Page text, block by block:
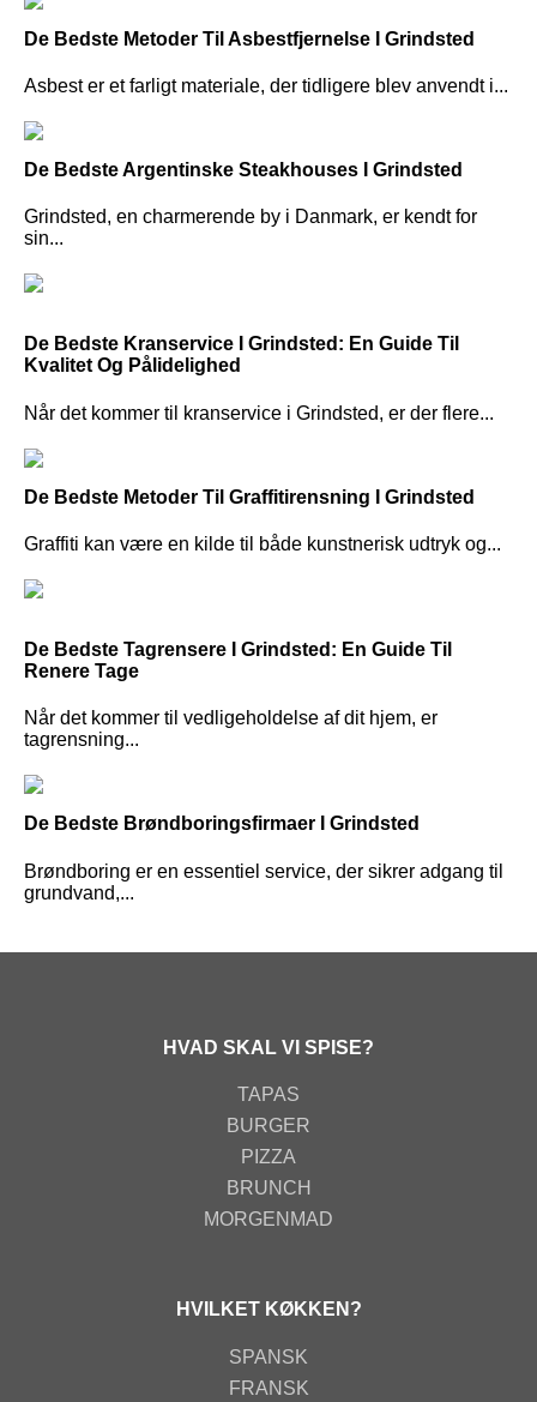
De Bedste Metoder Til Asbestfjernelse I Grindsted
Asbest er et farligt materiale, der tidligere blev anvendt i...
De Bedste Argentinske Steakhouses I Grindsted
Grindsted, en charmerende by i Danmark, er kendt for
sin...
De Bedste Kranservice I Grindsted: En Guide Til
Kvalitet Og Pålidelighed
Når det kommer til kranservice i Grindsted, er der flere...
De Bedste Metoder Til Graffitirensning I Grindsted
Graffiti kan være en kilde til både kunstnerisk udtryk og...
De Bedste Tagrensere I Grindsted: En Guide Til
Renere Tage
Når det kommer til vedligeholdelse af dit hjem, er
tagrensning...
De Bedste Brøndboringsfirmaer I Grindsted
Brøndboring er en essentiel service, der sikrer adgang til
grundvand,...
HVAD SKAL VI SPISE?
TAPAS
BURGER
PIZZA
BRUNCH
MORGENMAD
HVILKET KØKKEN?
SPANSK
FRANSK